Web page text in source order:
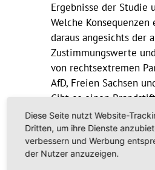
Ergebnisse der Studie
Welche Konsequenzen
daraus angesichts der
Zustimmungswerte
von rechtsextremen
AfD, Freien Sachsen
Gibt es einen
insbesondere in
und Brandenburg das
Betroffenen jetzt
Welche Verantwortung
Diese Seite nutzt Website-
Dritten, um ihre Dienste
verbessern und Werbung
der Nutzer anzuzeigen.